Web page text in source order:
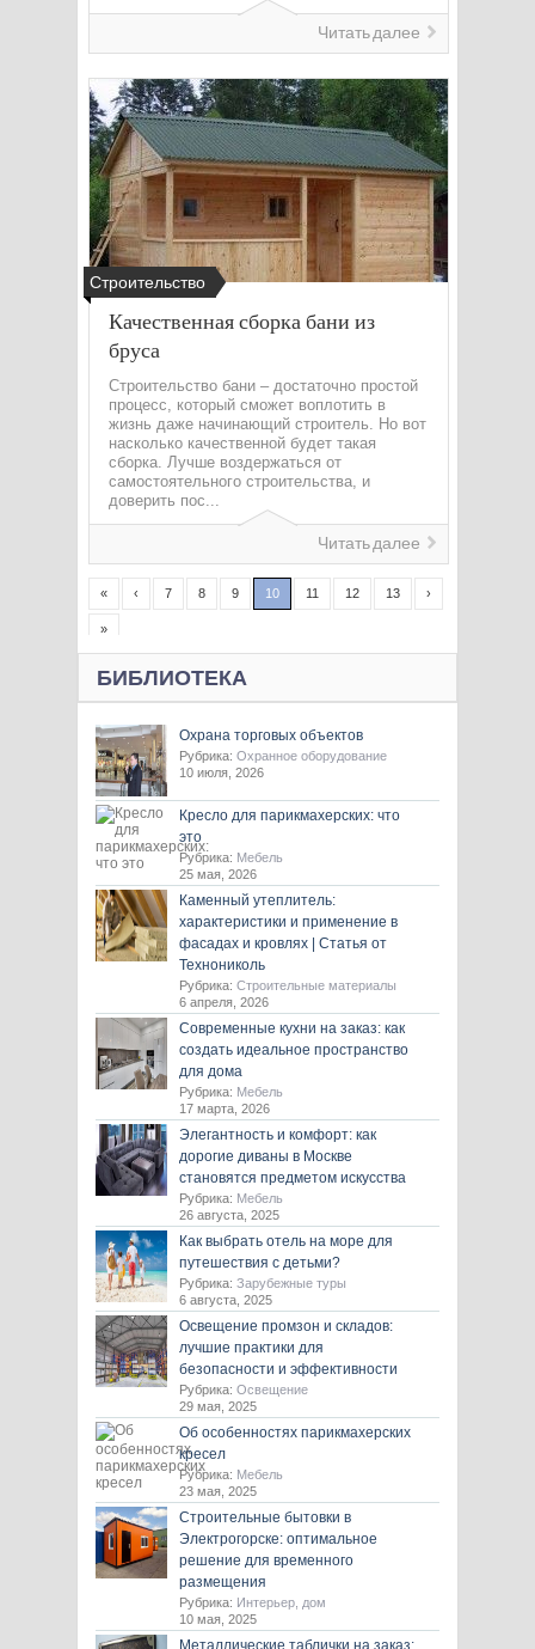
Читать далее
Строительство
Качественная сборка бани из
бруса
Строительство бани – достаточно простой
процесс, который сможет воплотить в
жизнь даже начинающий строитель. Но вот
насколько качественной будет такая
сборка. Лучше воздержаться от
самостоятельного строительства, и
доверить пос...
Читать далее
« ‹ 7 8 9 10 11 12 13 ›
»
БИБЛИОТЕКА
Охрана торговых объектов
Рубрика: Охранное оборудование
10 июля, 2026
Кресло для парикмахерских: что
это
Рубрика: Мебель
25 мая, 2026
Каменный утеплитель:
характеристики и применение в
фасадах и кровлях | Статья от
Технониколь
Рубрика: Строительные материалы
6 апреля, 2026
Современные кухни на заказ: как
создать идеальное пространство
для дома
Рубрика: Мебель
17 марта, 2026
Элегантность и комфорт: как
дорогие диваны в Москве
становятся предметом искусства
Рубрика: Мебель
26 августа, 2025
Как выбрать отель на море для
путешествия с детьми?
Рубрика: Зарубежные туры
6 августа, 2025
Освещение промзон и складов:
лучшие практики для
безопасности и эффективности
Рубрика: Освещение
29 мая, 2025
Об особенностях парикмахерских
кресел
Рубрика: Мебель
23 мая, 2025
Строительные бытовки в
Электрогорске: оптимальное
решение для временного
размещения
Рубрика: Интерьер, дом
10 мая, 2025
Металлические таблички на заказ: